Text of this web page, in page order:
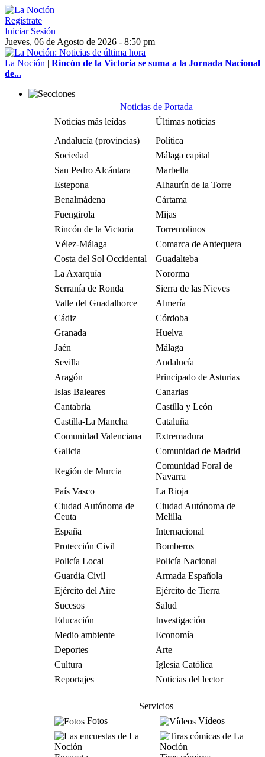
Regístrate
Iniciar Sesión
Jueves, 06 de Agosto de 2026 - 8:50 pm
La Noción | Rincón de la Victoria se suma a la Jornada Nacional
de...
Noticias de Portada
Noticias más leídas
Últimas noticias
Andalucía (provincias)
Política
Sociedad
Málaga capital
San Pedro Alcántara
Marbella
Estepona
Alhaurín de la Torre
Benalmádena
Cártama
Fuengirola
Mijas
Rincón de la Victoria
Torremolinos
Vélez-Málaga
Comarca de Antequera
Costa del Sol Occidental
Guadalteba
La Axarquía
Nororma
Serranía de Ronda
Sierra de las Nieves
Valle del Guadalhorce
Almería
Cádiz
Córdoba
Granada
Huelva
Jaén
Málaga
Sevilla
Andalucía
Aragón
Principado de Asturias
Islas Baleares
Canarias
Cantabria
Castilla y León
Castilla-La Mancha
Cataluña
Comunidad Valenciana
Extremadura
Galicia
Comunidad de Madrid
Región de Murcia
Comunidad Foral de
Navarra
País Vasco
La Rioja
Ciudad Autónoma de
Ceuta
Ciudad Autónoma de
Melilla
España
Internacional
Protección Civil
Bomberos
Policía Local
Policía Nacional
Guardia Civil
Armada Española
Ejército del Aire
Ejército de Tierra
Sucesos
Salud
Educación
Investigación
Medio ambiente
Economía
Deportes
Arte
Cultura
Iglesia Católica
Reportajes
Noticias del lector
Servicios
Fotos
Vídeos